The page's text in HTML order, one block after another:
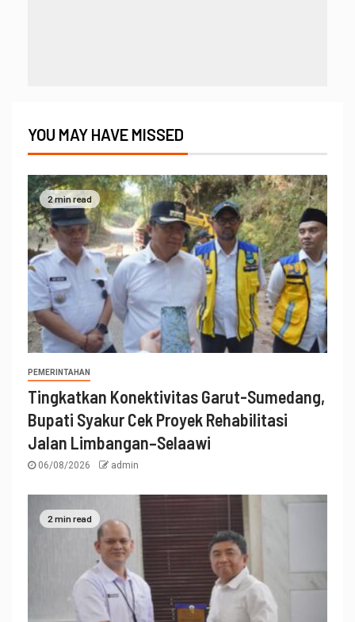
YOU MAY HAVE MISSED
2 min read
PEMERINTAHAN
Tingkatkan Konektivitas Garut-Sumedang,
Bupati Syakur Cek Proyek Rehabilitasi
Jalan Limbangan–Selaawi
06/08/2026 admin
2 min read